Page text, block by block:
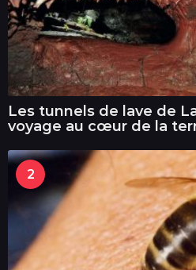
Les tunnels de lave de
voyage au cœur de la
2